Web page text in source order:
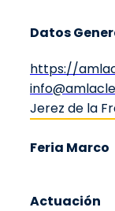
Datos
https://
Jerez de la
Feria Marco
Actuación